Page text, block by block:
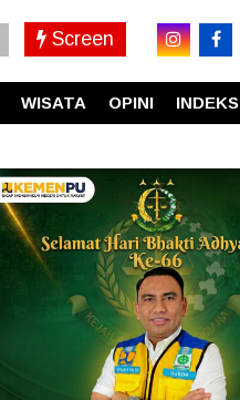
Screen
WISATA OPINI INDEKS